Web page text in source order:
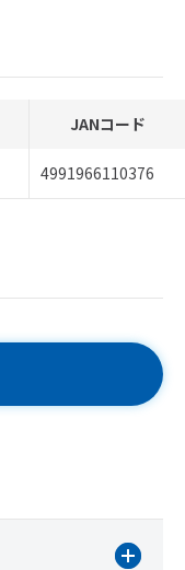
JANコード
4991966110376